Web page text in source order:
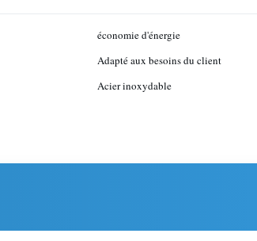
économie d'énergie
Adapté aux besoins du client
Acier inoxydable